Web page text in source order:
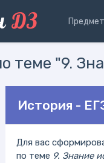
ДЗ
теме "9.
История -
Для вас
по теме 9. Знание